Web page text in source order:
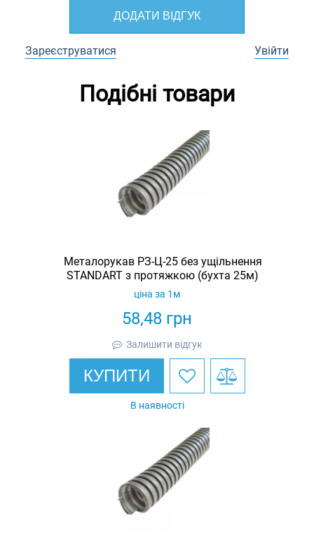
ДОДАТИ ВІДГУК
Зареєструватися Увійти
Подібні товари
Металорукав РЗ-Ц-25 без ущільнення
STANDART з протяжкою (бухта 25м)
58,48 грн
ціна за 1м
Залишити відгук
КУПИТИ
В наявності